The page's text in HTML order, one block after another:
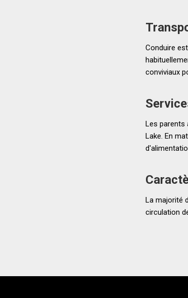
Conduire
conviviaux
Les parents
Lake. En
La majorité
circulation